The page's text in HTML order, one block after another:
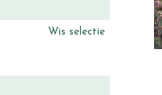
Wis selectie